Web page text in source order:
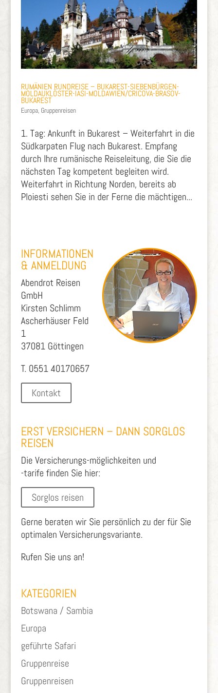
RUMÄNIEN RUNDREISE – BUKAREST-SIEBENBÜRGEN-
MOLDAUKLÖSTER-IASI-MOLDAWIEN/CRICOVA-BRASOV-
BUKAREST
Europa, Gruppenreisen
1. Tag: Ankunft in Bukarest – Weiterfahrt in die
Südkarpaten Flug nach Bukarest. Empfang
durch Ihre rumänische Reiseleitung, die Sie die
nächsten Tag kompetent begleiten wird.
Weiterfahrt in Richtung Norden, bereits ab
Ploiesti sehen Sie in der Ferne die mächtigen...
INFORMATIONEN
& ANMELDUNG
Abendrot Reisen
GmbH
Kirsten Schlimm
Ascherhäuser Feld
1
37081 Göttingen
T. 0551 40170657
Kontakt
ERST VERSICHERN – DANN SORGLOS
REISEN
Die Versicherungs-möglichkeiten und
-tarife finden Sie hier:
Sorglos reisen
Gerne beraten wir Sie persönlich zu der für Sie
optimalen Versicherungsvariante.
Rufen Sie uns an!
KATEGORIEN
Botswana / Sambia
Europa
geführte Safari
Gruppenreise
Gruppenreisen